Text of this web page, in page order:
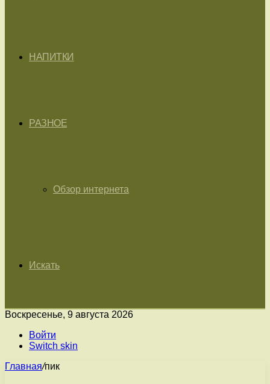
НАПИТКИ
РАЗНОЕ
Обзор интернета
Искать
Воскресенье, 9 августа 2026
Войти
Switch skin
Главная/пик